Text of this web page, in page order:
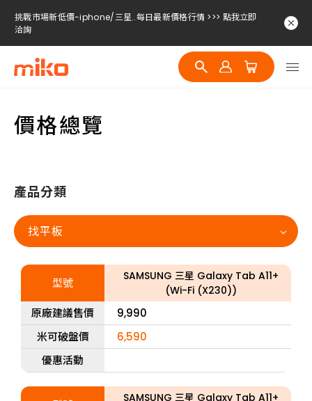
挑戰市場新低價-iphone/三星..每日最新價格行情 >>> 點我立即
洽詢
挑戰市場新低價-iphone/三星..每日最新價格行情 >>> 點我立即
洽詢
挑戰市場新低價-iphone/三星..每日最新價格行情 >>> 點我立即
價格總覽
產品分類
找平板
型號
SAMSUNG 三星 Galaxy Tab A11+
(Wi-Fi (X230))
原廠建議售價
9,990
米可破盤價
6,590
優惠活動
SAMSUNG 三星 Galaxy Tab A11+